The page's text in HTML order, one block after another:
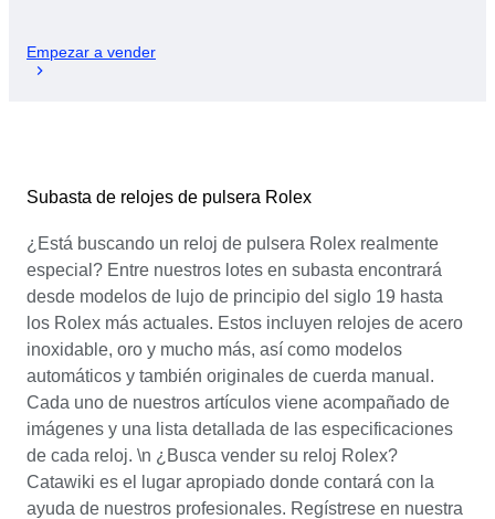
Empezar a vender
Subasta de relojes de pulsera Rolex
¿Está buscando un reloj de pulsera Rolex realmente
especial? Entre nuestros lotes en subasta encontrará
desde modelos de lujo de principio del siglo 19 hasta
los Rolex más actuales. Estos incluyen relojes de acero
inoxidable, oro y mucho más, así como modelos
automáticos y también originales de cuerda manual.
Cada uno de nuestros artículos viene acompañado de
imágenes y una lista detallada de las especificaciones
de cada reloj. \n ¿Busca vender su reloj Rolex?
Catawiki es el lugar apropiado donde contará con la
ayuda de nuestros profesionales. Regístrese en nuestra